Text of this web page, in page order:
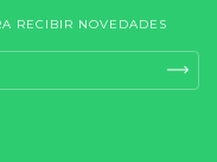
RECIBIR NOVEDADES